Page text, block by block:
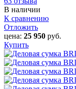
В наличии
К сравнению
Отложить
цена: 25 950 руб.
Купить